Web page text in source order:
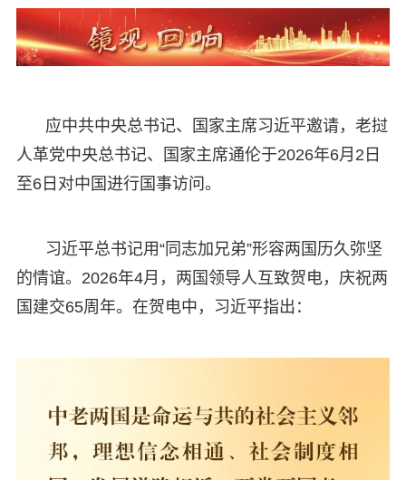
应中共中央总书记、国家主席习近平邀请，老挝
人革党中央总书记、国家主席通伦于2026年6月2日
至6日对中国进行国事访问。
习近平总书记用“同志加兄弟”形容两国历久弥坚
的情谊。2026年4月，两国领导人互致贺电，庆祝两
国建交65周年。在贺电中，习近平指出：